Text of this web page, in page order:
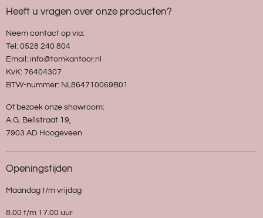
Heeft u vragen over onze producten?
Neem contact op via:
Tel: 0528 240 804
Email: info@tomkantoor.nl
KvK: 76404307
BTW-nummer: NL864710069B01
Of bezoek onze showroom:
A.G. Bellstraat 19,
7903 AD Hoogeveen
Openingstijden
Maandag t/m vrijdag
8.00 t/m 17.00 uur